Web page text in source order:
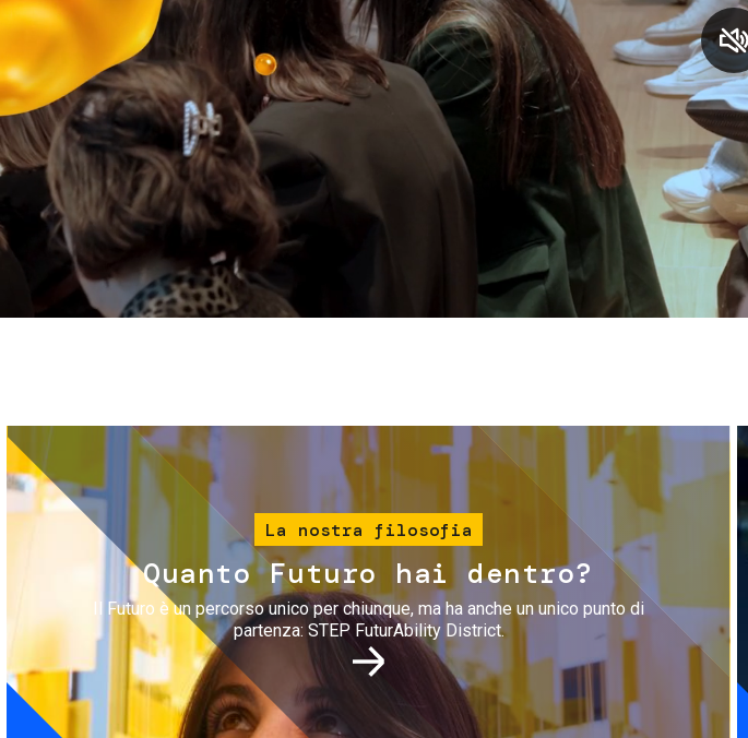
Immagine
La nostra filosofia
Quanto Futuro hai dentro?
Il Futuro è un percorso unico per chiunque, ma ha anche un unico punto di
partenza: STEP FuturAbility District.